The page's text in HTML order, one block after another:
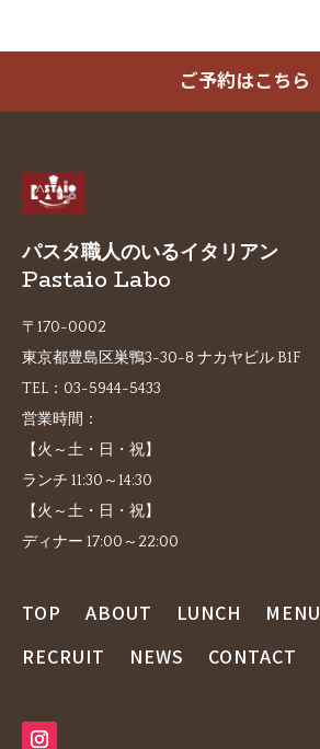
ご予約はこちら
パスタ職人のいるイタリアン
Pastaio Labo
〒170-0002
東京都豊島区巣鴨3-30-8 ナカヤビル B1F
TEL： 03-5944-5433
営業時間：
【火～土・日・祝】
ランチ 11:30～14:30
【火～土・日・祝】
ディナー 17:00～22:00
TOP ABOUT LUNCH MENU
RECRUIT
NEWS CONTACT